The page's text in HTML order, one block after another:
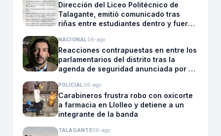
Dirección del Liceo Politécnico de
Talagante, emitió comunicado tras
riñas entre estudiantes dentro y fuera
NACIONAL 06-ago
Reacciones contrapuestas en entre los
parlamentarios del distrito tras la
agenda de seguridad anunciada por el
POLICIAL 06-ago
Carabineros frustra robo con oxicorte
a farmacia en Llolleo y detiene a un
integrante de la banda
TALAGANTE06-ago